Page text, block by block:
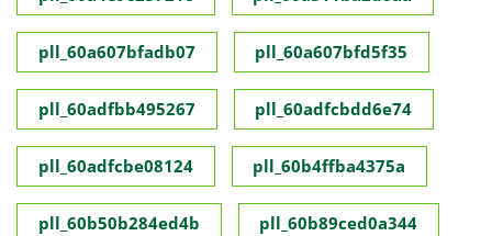
pll_60a607bfadb07 pll_60a607bfd5f35
pll_60adfbb495267 pll_60adfcbdd6e74
pll_60adfcbe08124 pll_60b4ffba4375a
pll_60b50b284ed4b pll_60b89ced0a344